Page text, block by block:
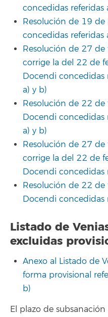
concedidas referidas
Resolución de 19
concedidas referidas
Resolución de 27
corrige la del 22 de
Docendi concedidas
a) y b)
Resolución de 22
Docendi concedidas
a) y b)
Resolución de 27
corrige la del 22 de
Docendi concedidas
Resolución de 22
Docendi concedidas
Listado de
excluidas
Anexo al Listado de
forma provisional
b)
El plazo de